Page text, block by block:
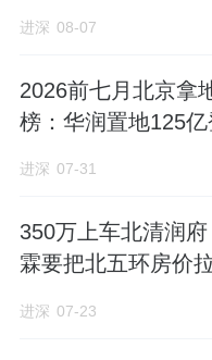
步实现资产结构的
截至2025年末，该
项目的专业化整合
酒店、物业服务等
各板块基本实现了“
作，提升运营效率
它之所以要发力厘
进深 08-07
2026前七月北京拿
榜：华润置地125亿
进深 07-31
350万上车北清润府
霖要把北五环房价
进深 07-23